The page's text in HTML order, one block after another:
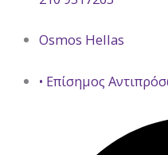
Osmos Hellas
• Επίσημος